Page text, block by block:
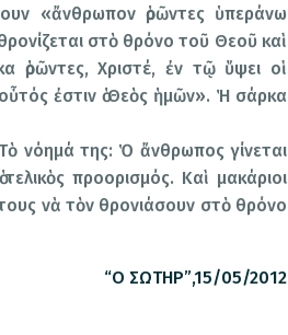
«ἄνθρωπον ὁρῶντες ὑπεράνω
στὸ θρόνο τοῦ Θεοῦ καὶ
ὁρῶντες, Χριστέ, ἐν τῷ ὕψει οἱ
ἐστιν ὁ Θεὸς ἡμῶν». Ἡ σάρκα
νόημά της: Ὁ ἄνθρωπος γίνεται
προορισμός. Καὶ μακάριοι
νὰ τὸν θρονιάσουν στὸ θρόνο
“Ο ΣΩΤΗΡ”,15/05/2012